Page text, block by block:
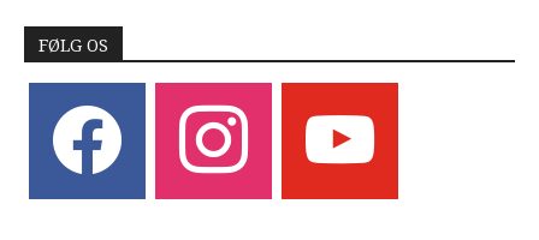
FØLG OS
instagram